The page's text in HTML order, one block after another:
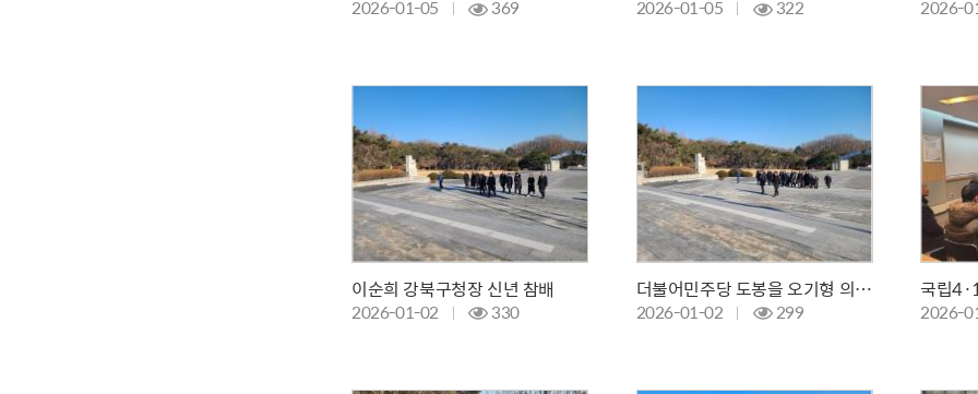
2026-01-05 369 2026-01-05 322 2026-
이순희 강북구청장 신년 참배
2026-01-02 330
더불어민주당 도봉을 오기형 의원 신년 참배
2026-01-02 299 2026-